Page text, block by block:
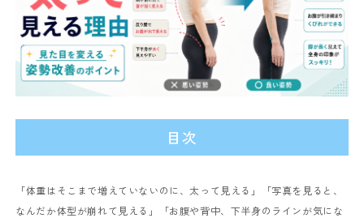
目次
「体重はそこまで増えていないのに、太って見える」
「写真を見ると、
なんだか体型が崩れて見える」
「お腹や背中、下半身のラインが気にな